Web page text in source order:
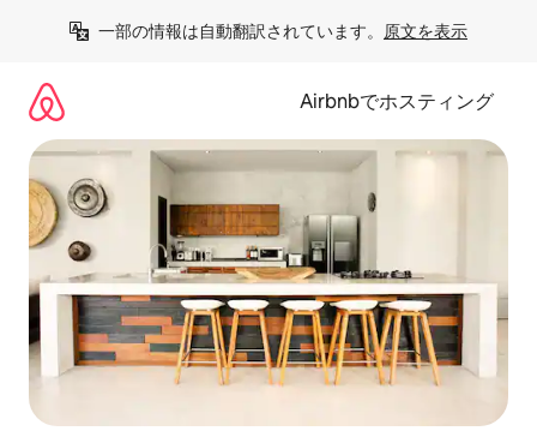
一部の情報は自動翻訳されています。 原文を表示
Airbnbでホスティング